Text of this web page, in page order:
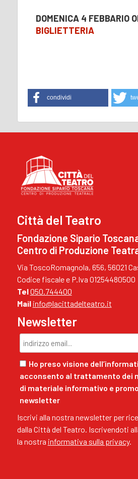
DOMENICA 4 FEBBARIO
BIGLIETTERIA
condividi
Città del Teatro
Fondazione Sipario
Centro di Produzione
Via ToscoRomagnola, 656, 56021
Codice fiscale e P.Iva 01254480500
Tel050.744400
Mail info@lacittadelteatro.it
Newsletter
Ho preso visione
acconsento al trattamento dei
di materiale informativo e
newsletter
Iscrivi alla nostra newsletter per
dalla Città del Teatro. Iscrivendoti
la nostra informativa sulla privacy.